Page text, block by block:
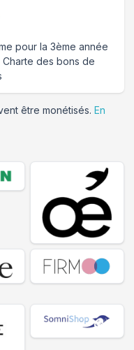
pour la 3ème année
Charte des bons de
être monétisés. En